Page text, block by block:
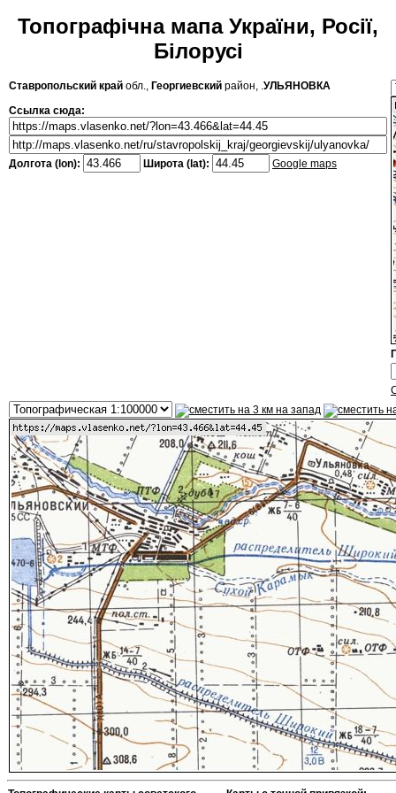
Топографічна мапа України, Росії,
Білорусі
Ставропольский край обл., Георгиевский район, .УЛЬЯНОВКА
Ссылка сюда:
Долгота (lon): Широта (lat): Google maps